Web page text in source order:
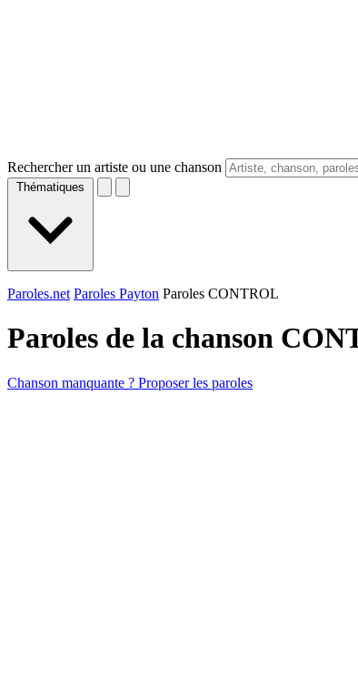
Rechercher un artiste ou une chanson
Thématiques
Paroles.net Paroles Payton Paroles CONTROL
Paroles de la chanson
Chanson manquante ? Proposer les paroles